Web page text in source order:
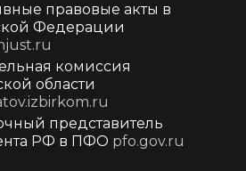
правовые акты в
Федерации
комиссия
области
представитель
РФ в ПФО pfo.gov.ru